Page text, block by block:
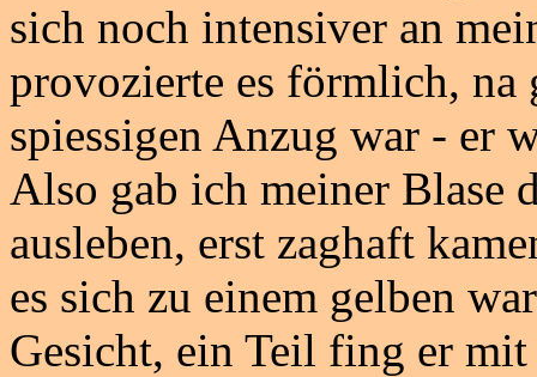
sich noch intensiver an
provozierte es förmlich, na
spiessigen Anzug war - er
Also gab ich meiner Blase
ausleben, erst zaghaft
es sich zu einem gelben
Gesicht, ein Teil fing er